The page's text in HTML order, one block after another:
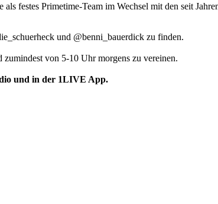
festes Primetime-Team im Wechsel mit den seit
und @benni_bauerdick zu finden.
von 5-10 Uhr morgens zu vereinen.
und in der 1LIVE App.